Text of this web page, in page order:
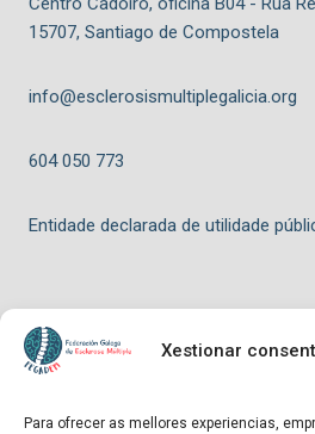
Xestionar
Para ofrecer as mellores experiencias,
15707, Santiago de Compostela
info@esclerosismultiplegalicia.org
604 050 773
Entidade declarada de utilidade